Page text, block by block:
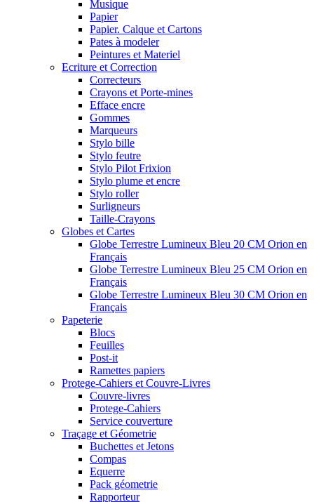
Musique
Papier
Papier. Calque et Cartons
Pates à modeler
Peintures et Materiel
Ecriture et Correction
Correcteurs
Crayons et Porte-mines
Efface encre
Gommes
Marqueurs
Stylo bille
Stylo feutre
Stylo Pilot Frixion
Stylo plume et encre
Stylo roller
Surligneurs
Taille-Crayons
Globes et Cartes
Globe Terrestre Lumineux Bleu 20 CM Orion en
Français
Globe Terrestre Lumineux Bleu 25 CM Orion en
Français
Globe Terrestre Lumineux Bleu 30 CM Orion en
Français
Papeterie
Blocs
Feuilles
Post-it
Ramettes papiers
Protege-Cahiers et Couvre-Livres
Couvre-livres
Protege-Cahiers
Service couverture
Traçage et Géometrie
Buchettes et Jetons
Compas
Equerre
Pack géometrie
Rapporteur